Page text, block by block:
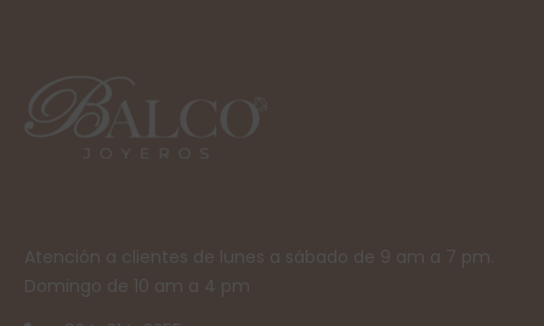
Atención a clientes de lunes a sábado de 9 am a 7 pm.
Domingo de 10 am a 4 pm